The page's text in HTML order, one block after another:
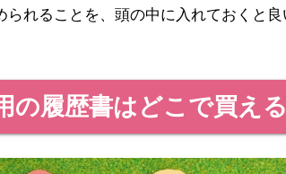
れることを、頭の中に入れておくと良
の履歴書はどこで買え